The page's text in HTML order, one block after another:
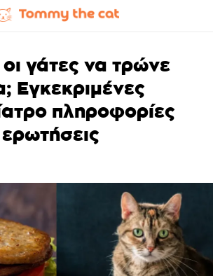
γάτες να τρώνε
Εγκεκριμένες
πληροφορίες